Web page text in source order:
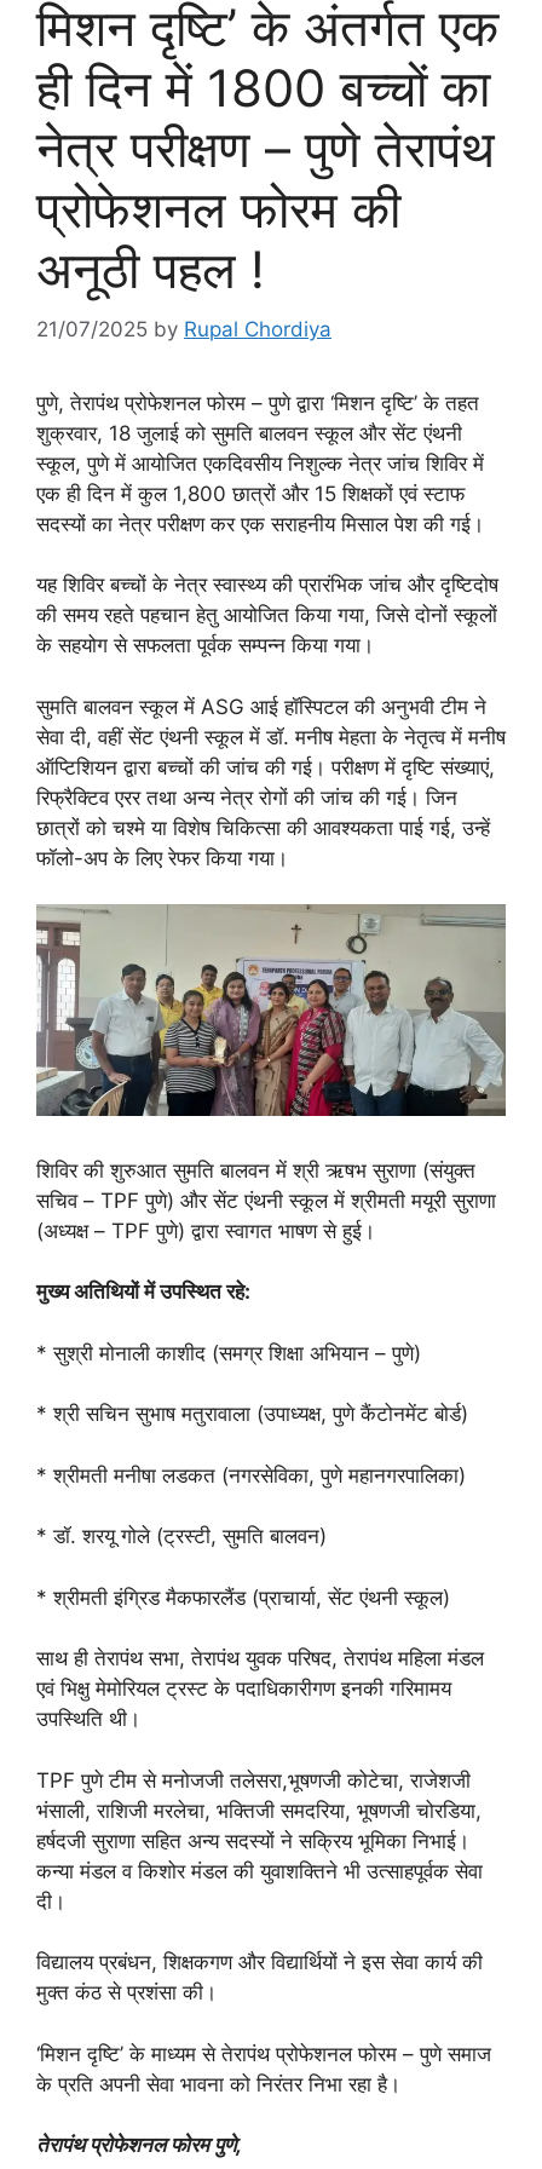
मिशन दृष्टि’ के अंतर्गत एक
ही दिन में 1800 बच्चों का
नेत्र परीक्षण – पुणे तेरापंथ
प्रोफेशनल फोरम की
अनूठी पहल !
21/07/2025 by Rupal Chordiya
पुणे, तेरापंथ प्रोफेशनल फोरम – पुणे द्वारा ‘मिशन दृष्टि’ के तहत
शुक्रवार, 18 जुलाई को सुमति बालवन स्कूल और सेंट एंथनी
स्कूल, पुणे में आयोजित एकदिवसीय निशुल्क नेत्र जांच शिविर में
एक ही दिन में कुल 1,800 छात्रों और 15 शिक्षकों एवं स्टाफ
सदस्यों का नेत्र परीक्षण कर एक सराहनीय मिसाल पेश की गई।
यह शिविर बच्चों के नेत्र स्वास्थ्य की प्रारंभिक जांच और दृष्टिदोष
की समय रहते पहचान हेतु आयोजित किया गया, जिसे दोनों स्कूलों
के सहयोग से सफलता पूर्वक सम्पन्न किया गया।
सुमति बालवन स्कूल में ASG आई हॉस्पिटल की अनुभवी टीम ने
सेवा दी, वहीं सेंट एंथनी स्कूल में डॉ. मनीष मेहता के नेतृत्व में मनीष
ऑप्टिशियन द्वारा बच्चों की जांच की गई। परीक्षण में दृष्टि संख्याएं,
रिफ्रैक्टिव एरर तथा अन्य नेत्र रोगों की जांच की गई। जिन
छात्रों को चश्मे या विशेष चिकित्सा की आवश्यकता पाई गई, उन्हें
फॉलो-अप के लिए रेफर किया गया।
शिविर की शुरुआत सुमति बालवन में श्री ऋषभ सुराणा (संयुक्त
सचिव – TPF पुणे) और सेंट एंथनी स्कूल में श्रीमती मयूरी सुराणा
(अध्यक्ष – TPF पुणे) द्वारा स्वागत भाषण से हुई।
मुख्य अतिथियों में उपस्थित रहे:
* सुश्री मोनाली काशीद (समग्र शिक्षा अभियान – पुणे)
* श्री सचिन सुभाष मतुरावाला (उपाध्यक्ष, पुणे कैंटोनमेंट बोर्ड)
* श्रीमती मनीषा लडकत (नगरसेविका, पुणे महानगरपालिका)
* डॉ. शरयू गोले (ट्रस्टी, सुमति बालवन)
* श्रीमती इंग्रिड मैकफारलैंड (प्राचार्या, सेंट एंथनी स्कूल)
साथ ही तेरापंथ सभा, तेरापंथ युवक परिषद, तेरापंथ महिला मंडल
एवं भिक्षु मेमोरियल ट्रस्ट के पदाधिकारीगण इनकी गरिमामय
उपस्थिति थी।
TPF पुणे टीम से मनोजजी तलेसरा,भूषणजी कोटेचा, राजेशजी
भंसाली, राशिजी मरलेचा, भक्तिजी समदरिया, भूषणजी चोरडिया,
हर्षदजी सुराणा सहित अन्य सदस्यों ने सक्रिय भूमिका निभाई।
कन्या मंडल व किशोर मंडल की युवाशक्तिने भी उत्साहपूर्वक सेवा
दी।
विद्यालय प्रबंधन, शिक्षकगण और विद्यार्थियों ने इस सेवा कार्य की
मुक्त कंठ से प्रशंसा की।
‘मिशन दृष्टि’ के माध्यम से तेरापंथ प्रोफेशनल फोरम – पुणे समाज
के प्रति अपनी सेवा भावना को निरंतर निभा रहा है।
तेरापंथ प्रोफेशनल फोरम पुणे,